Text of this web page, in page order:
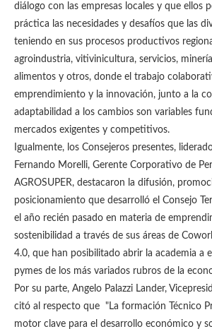
diálogo con las empresas locales y que ellos
práctica las necesidades y desafíos que las
teniendo en sus procesos productivos
agroindustria, vitivinicultura, servicios,
alimentos y otros, donde el trabajo
emprendimiento y la innovación, junto a la
adaptabilidad a los cambios son variables
mercados exigentes y competitivos.
Igualmente, los Consejeros presentes,
Fernando Morelli, Gerente Corporativo de
AGROSUPER, destacaron la difusión,
posicionamiento que desarrolló el Consejo
el año recién pasado en materia de
sostenibilidad a través de sus áreas de
4.0, que han posibilitado abrir la academia a
pymes de los más variados rubros de la
Por su parte, Angelo Palazzi Lander,
citó al respecto que "La formación Técnico
motor clave para el desarrollo económico y